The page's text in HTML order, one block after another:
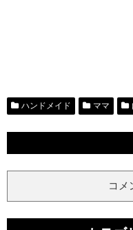
ハンドメイド ママ
コメ